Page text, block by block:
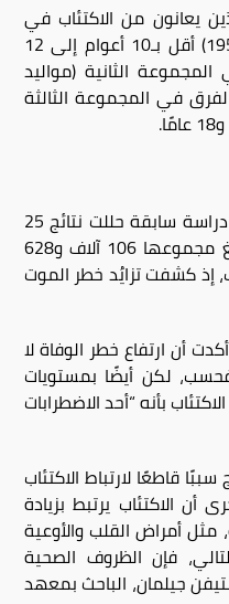
يعانون من الاكتئاب في
المجموعة الأولى (من مواليد 1952) أقل بـ10 أعوام إلى 12
الثانية (مواليد
ويزداد الفرق في المجموعة الثالثة
.
يتفق ما ذهبت إليه الدراسة، مع دراسة سابقة حللت نتائج 25
دراسة مجتمعية، ضمت عينات بلغ مجموعها 106 آلاف و628
بالاكتئاب، إذ كشفت تزايُد خطر الموت
أن ارتفاع خطر الوفاة لا
فحسب، لكن أيضًا بمستويات
بأنه “أحد الاضطرابات
قاطعًا لارتباط الاكتئاب
الاكتئاب يرتبط بزيادة
أمراض القلب والأوعية
فإن الظروف الصحية
جيلمان، الباحث بمعهد